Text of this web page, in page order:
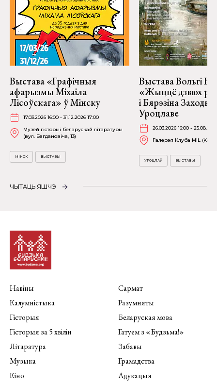
Выстава «Графічныя
афарызмы Міхаіла
Лісоўскага» ў Мінску
17.03.2026 16:00 - 31.12.2026 17:00
Музей гісторыі беларускай літаратуры
(вул. Багдановіча, 13)
МІНСК ВЫСТАВЫ
Выстава Вольгі
«Жыццё дзвюх
і Бярэзіна
Уроцлаве
26.03.2026 16:00 -
Галерэя Клуба MiL
УРОЦЛАЎ ВЫСТАВЫ
ЧЫТАЦЬ ЯШЧЭ
Навіны
Калумністыка
Гісторыя
Гісторыя за 5 хвілін
Літаратура
Музыка
Кіно
Сармат
Разумняты
Беларуская мова
Гатуем з «Будзьма!»
Забавы
Грамадства
Адукацыя